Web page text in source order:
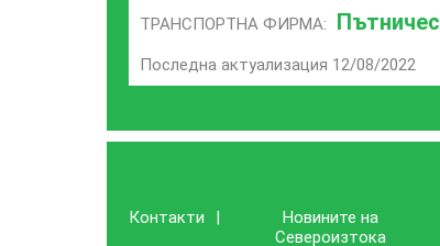
ТРАНСПОРТНА ФИРМА:
Последна актуализация 12/08/2022
Контакти |
Новините на
Североизтока